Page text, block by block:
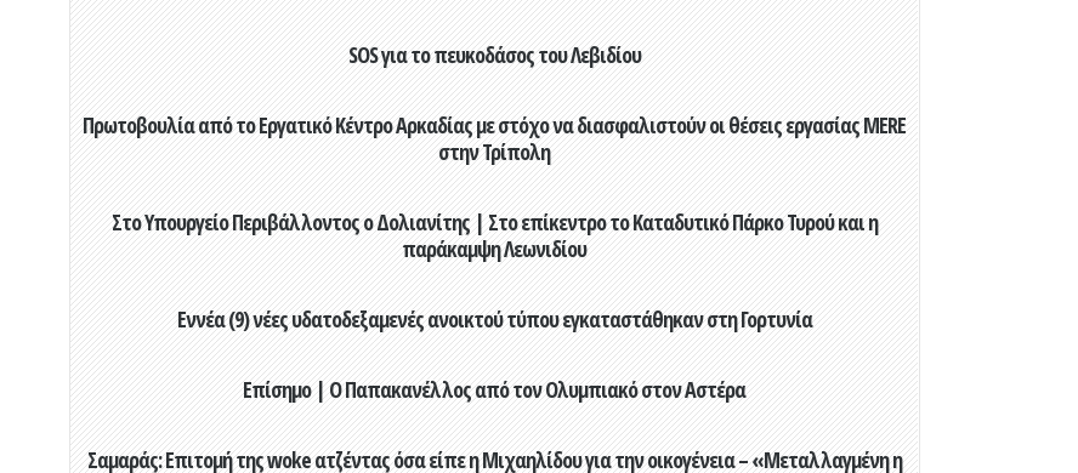
SOS για το πευκοδάσος του Λεβιδίου
Πρωτοβουλία από το Εργατικό Κέντρο Αρκαδίας με στόχο να διασφαλιστούν οι θέσεις εργασίας MERE
στην Τρίπολη
Στο Υπουργείο Περιβάλλοντος ο Δολιανίτης | Στο επίκεντρο το Καταδυτικό Πάρκο Τυρού και η
παράκαμψη Λεωνιδίου
Εννέα (9) νέες υδατοδεξαμενές ανοικτού τύπου εγκαταστάθηκαν στη Γορτυνία
Επίσημο | Ο Παπακανέλλος από τον Ολυμπιακό στον Αστέρα
Σαμαράς: Επιτομή της woke ατζέντας όσα είπε η Μιχαηλίδου για την οικογένεια – «Μεταλλαγμένη η